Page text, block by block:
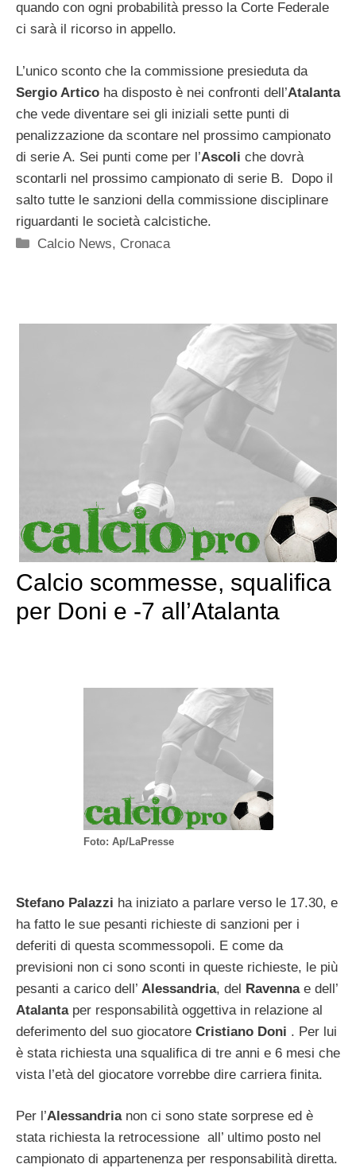
quando con ogni probabilità presso la Corte Federale
ci sarà il ricorso in appello.
L’unico sconto che la commissione presieduta da
Sergio Artico ha disposto è nei confronti dell’Atalanta
che vede diventare sei gli iniziali sette punti di
penalizzazione da scontare nel prossimo campionato
di serie A. Sei punti come per l’Ascoli che dovrà
scontarli nel prossimo campionato di serie B. Dopo il
salto tutte le sanzioni della commissione disciplinare
riguardanti le società calcistiche.
Categorie
Calcio News, Cronaca
Calcio scommesse, squalifica
per Doni e -7 all’Atalanta
Foto: Ap/LaPresse
Stefano Palazzi ha iniziato a parlare verso le 17.30, e
ha fatto le sue pesanti richieste di sanzioni per i
deferiti di questa scommessopoli. E come da
previsioni non ci sono sconti in queste richieste, le più
pesanti a carico dell’ Alessandria, del Ravennae dell’
Atalantaper responsabilità oggettiva in relazione al
deferimento del suo giocatore Cristiano Doni . Per lui
è stata richiesta una squalifica di tre anni e 6 mesi che
vista l’età del giocatore vorrebbe dire carriera finita.
Per l’Alessandria non ci sono state sorprese ed è
stata richiesta la retrocessione all’ ultimo posto nel
campionato di appartenenza per responsabilità diretta.